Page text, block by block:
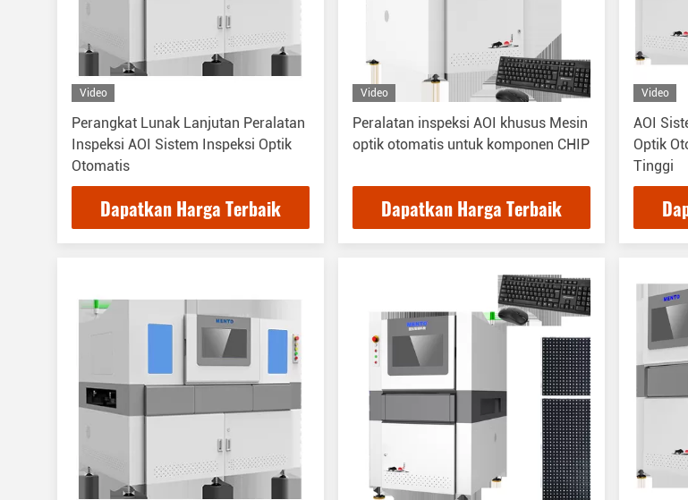
Video
Perangkat Lunak Lanjutan Peralatan
Inspeksi AOI Sistem Inspeksi Optik
Otomatis
Dapatkan Harga Terbaik
Video
Peralatan inspeksi AOI khusus Mesin
optik otomatis untuk komponen CHIP
Dapatkan Harga Terbaik
Video
AOI
Optik
Tinggi